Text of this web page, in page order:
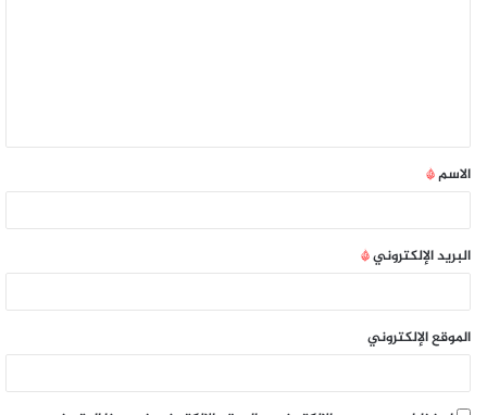
الاسم*
البريد الإلكتروني*
الموقع الإلكتروني